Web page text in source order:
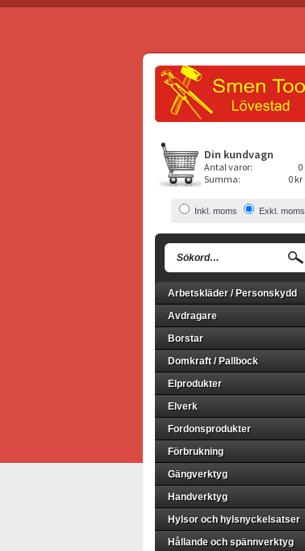
Din kundvagn
Antal varor:
0
Summa:
0 kr
Inkl. moms Exkl. moms
Arbetskläder / Personskydd
Avdragare
Borstar
Domkraft / Pallbock
Elprodukter
Elverk
Fordonsprodukter
Förbrukning
Gängverktyg
Handverktyg
Hylsor och hylsnyckelsatser
Hållande och spännverktyg